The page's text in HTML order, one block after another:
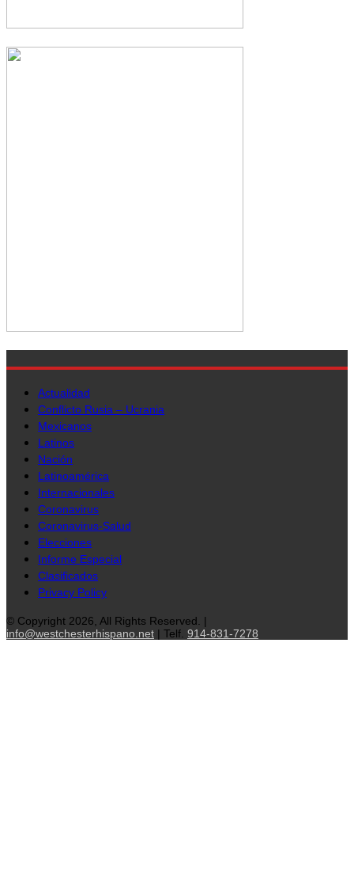
Actualidad
Conflicto Rusia – Ucrania
Mexicanos
Latinos
Nación
Latinoamérica
Internacionales
Coronavirus
Coronavirus-Salud
Elecciones
Informe Especial
Clasificados
Privacy Policy
© Copyright 2026, All Rights Reserved. |
info@westchesterhispano.net | Telf. 914-831-7278